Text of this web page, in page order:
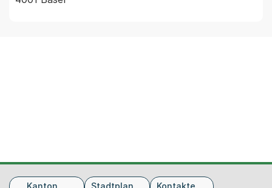
FusszeileKanton Stadtplan Kontakte